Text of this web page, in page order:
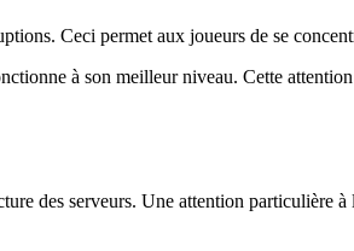
Ceci permet aux joueurs de se
à son meilleur niveau. Cette
des serveurs. Une attention particulière